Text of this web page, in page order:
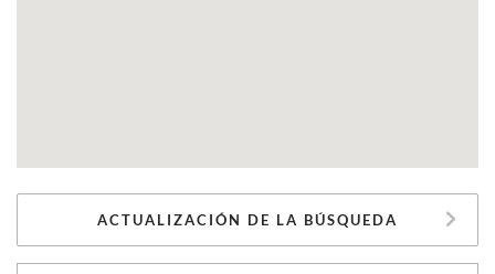
ACTUALIZACIÓN DE LA BÚSQUEDA